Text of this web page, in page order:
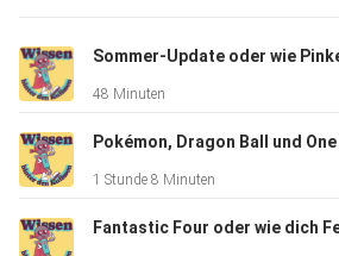
Rohstoffe klauen? Ob unsere
Abbruch nach
Pandora sind, verraten wir – in dieser
48 Minuten
1 Stunde 8 Minuten